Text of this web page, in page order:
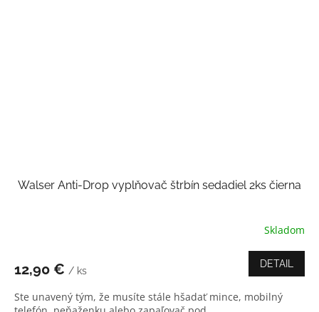
Walser Anti-Drop vyplňovač štrbín sedadiel 2ks čierna
je
z
Skladom
12,90 € / ks
DETAIL
Ste unavený tým, že musíte stále hšadať mince, mobilný